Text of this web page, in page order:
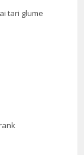
tari glume